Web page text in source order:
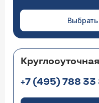
+7 (495) 788 33